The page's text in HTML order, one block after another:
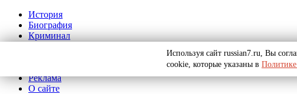
История
Биография
Криминал
Реклама
О сайте
Используя сайт russian7.ru, Вы
cookie, которые указаны в